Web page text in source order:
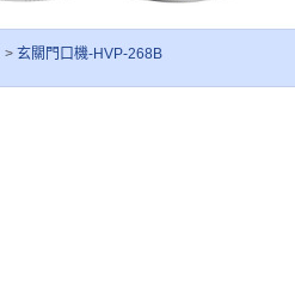
玄關門口機-HVP-268B